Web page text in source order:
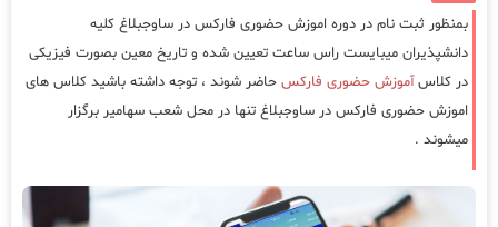
بمنظور ثبت نام در دوره اموزش حضوری فارکس در ساوجبلاغ کلیه
دانشپذیران میبایست راس ساعت تعیین شده و تاریخ معین بصورت فیزیکی
در کلاسآموزش حضوری فارکس حاضر شوند ، توجه داشته باشید کلاس های
اموزش حضوری فارکس در ساوجبلاغ تنها در محل شعب سهامیر برگزار
میشوند .